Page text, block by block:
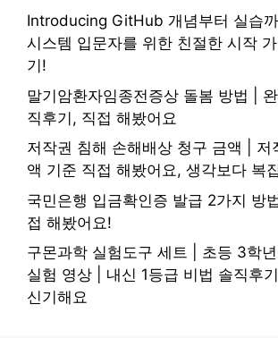
Introducing GitHub 개념부터 실습
시스템 입문자를 위한 친절한 시작
기!
말기암환자임종전증상 돌봄 방법 |
직후기, 직접 해봤어요
저작권 침해 손해배상 청구 금액 | 저
액 기준 직접 해봤어요, 생각보다 복
국민은행 입금확인증 발급 2가지 방
접 해봤어요!
구몬과학 실험도구 세트 | 초등 3학
실험 영상 | 내신 1등급 비법 솔직후
신기해요